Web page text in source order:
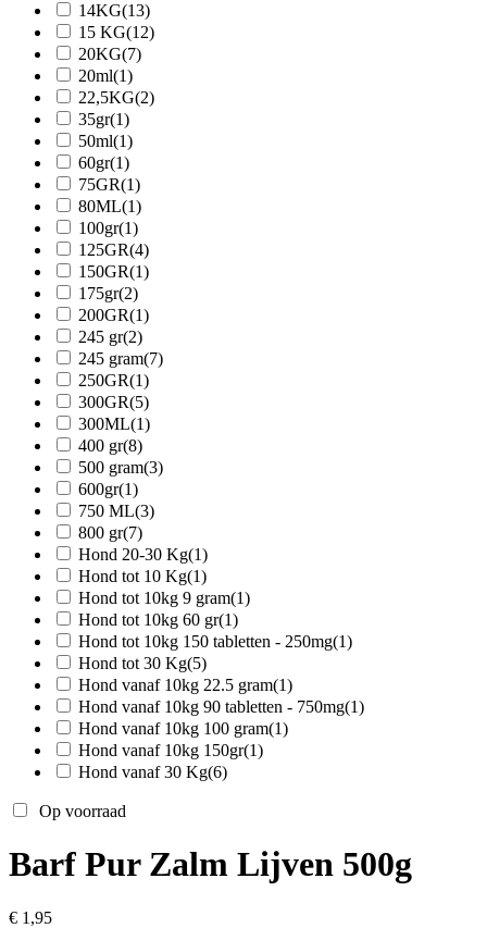
14KG(13)
15 KG(12)
20KG(7)
20ml(1)
22,5KG(2)
35gr(1)
50ml(1)
60gr(1)
75GR(1)
80ML(1)
100gr(1)
125GR(4)
150GR(1)
175gr(2)
200GR(1)
245 gr(2)
245 gram(7)
250GR(1)
300GR(5)
300ML(1)
400 gr(8)
500 gram(3)
600gr(1)
750 ML(3)
800 gr(7)
Hond 20-30 Kg(1)
Hond tot 10 Kg(1)
Hond tot 10kg 9 gram(1)
Hond tot 10kg 60 gr(1)
Hond tot 10kg 150 tabletten - 250mg(1)
Hond tot 30 Kg(5)
Hond vanaf 10kg 22.5 gram(1)
Hond vanaf 10kg 90 tabletten - 750mg(1)
Hond vanaf 10kg 100 gram(1)
Hond vanaf 10kg 150gr(1)
Hond vanaf 30 Kg(6)
Op voorraad
Barf Pur Zalm Lijven 500g
€ 1,95